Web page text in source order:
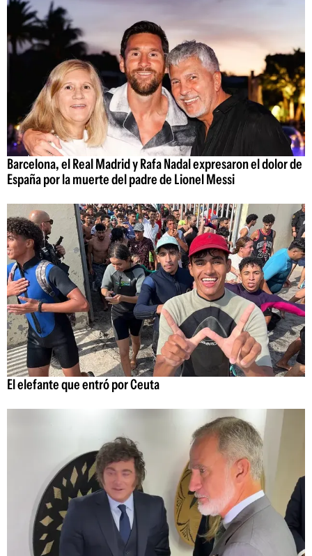
Barcelona, el Real Madrid y Rafa Nadal expresaron el dolor de
España por la muerte del padre de Lionel Messi
El elefante que entró por Ceuta